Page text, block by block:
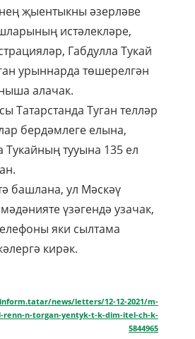
җыентыкны әзерләве
истәлекләре,
Габдулла Тукай
урыннарда төшерелгән
алачак.
Татарстанда Туган телләр
бердәмлеге елына,
Тукайның тууына 135 ел
башлана, ул Мәскәү
үзәгендә узачак,
яки сылтама
кирәк.
news/letters/12-12-2021/m-
renn-n-torgan-yentyk-t-k-dim-itel-ch-k-
5844965